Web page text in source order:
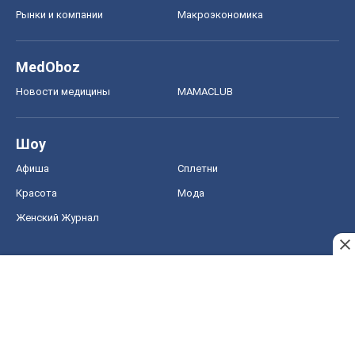
Рынки и компании Mакроэкономика
MedOboz
Новости медицины MAMACLUB
Шоу
Афиша Сплетни
Красота Мода
Женский Журнал